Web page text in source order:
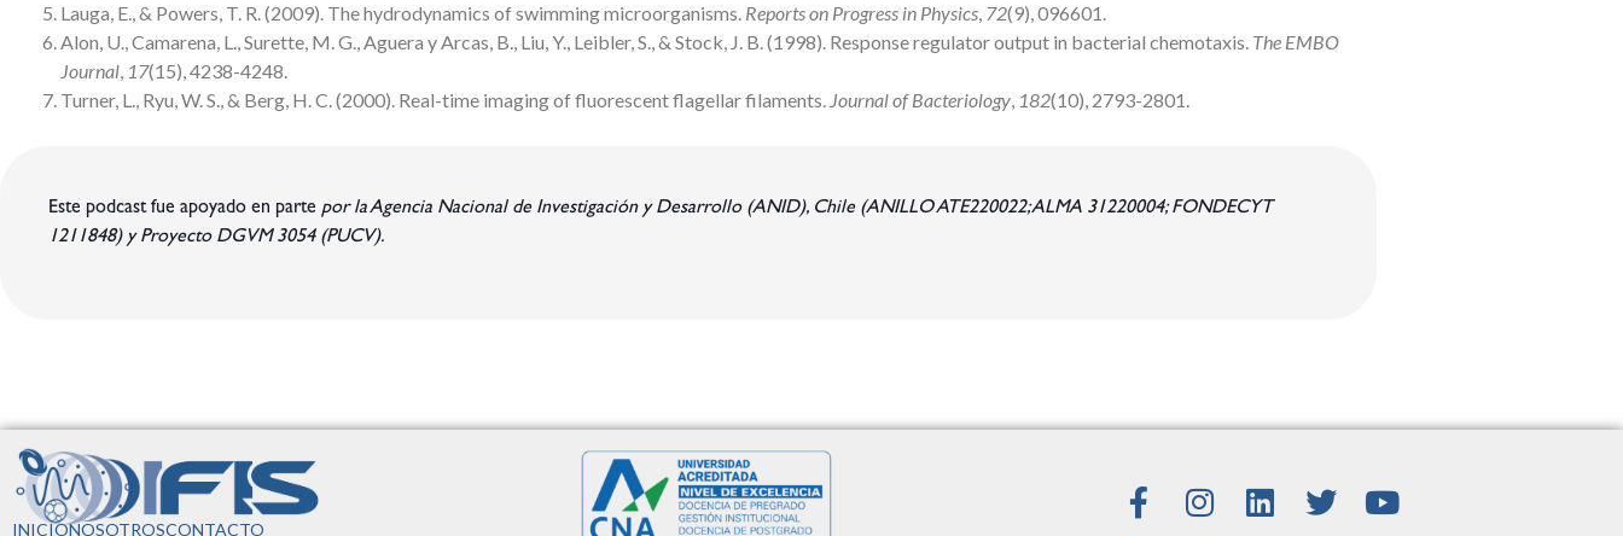
Lauga, E., & Powers, T. R. (2009). The hydrodynamics of swimming microorganisms. Reports on Progress in Physics, 72(9), 096601.
Alon, U., Camarena, L., Surette, M. G., Aguera y Arcas, B., Liu, Y., Leibler, S., & Stock, J. B. (1998). Response regulator output in bacterial chemotaxis. The EMBO
Journal, 17(15), 4238-4248.
Turner, L., Ryu, W. S., & Berg, H. C. (2000). Real-time imaging of fluorescent flagellar filaments. Journal of Bacteriology, 182(10), 2793-2801.
Este podcast fue apoyado en parte por la Agencia Nacional de Investigación y Desarrollo (ANID), Chile (ANILLO ATE220022; ALMA 31220004; FONDECYT
1211848) y Proyecto DGVM 3054 (PUCV).
INICIONOSOTROSCONTACTO